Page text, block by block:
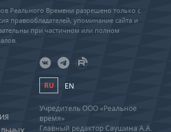
Реального Времени разрешено только с
правообладателей, упоминание сайта и
при частичном или полном
RU EN
Учредитель ООО «Реальное
время»
Главный редактор Саушина А.А.